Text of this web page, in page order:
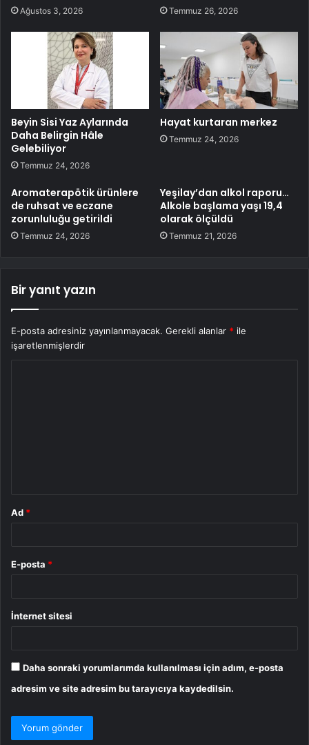
Ağustos 3, 2026 Temmuz 26, 2026
Beyin Sisi Yaz Aylarında
Daha Belirgin Hâle
Gelebiliyor
Temmuz 24, 2026
Hayat kurtaran merkez
Temmuz 24, 2026
Aromaterapötik ürünlere
de ruhsat ve eczane
zorunluluğu getirildi
Temmuz 24, 2026
Yeşilay’dan alkol raporu…
Alkole başlama yaşı 19,4
olarak ölçüldü
Temmuz 21, 2026
Bir yanıt yazın
E-posta adresiniz yayınlanmayacak. Gerekli alanlar * ile
işaretlenmişlerdir
Ad *
E-posta *
İnternet sitesi
Daha sonraki yorumlarımda kullanılması için adım, e-posta
adresim ve site adresim bu tarayıcıya kaydedilsin.